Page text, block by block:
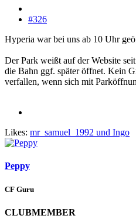
#326
Hyperia war bei uns ab 10 Uhr
Der Park weißt auf der Website
die Bahn ggf. später öffnet. Kein
verfallen, wenn sich mit
Likes: mr_samuel_1992 und Ingo
Peppy
CF Guru
CLUBMEMBER